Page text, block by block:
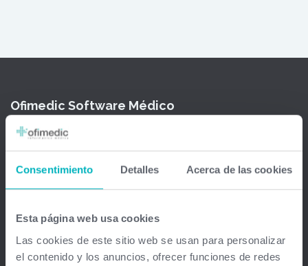
Consentimiento Detalles Acerca de las cookies
Esta página web usa cookies
Las cookies de este sitio web se usan para personalizar
el contenido y los anuncios, ofrecer funciones de redes
Ofimedic Software Médico
Barcelona - Madrid - Sevilla - Guipuzkoa - Vizcaya - Valencia -
info@ofimedic.com
Empresa
Aviso legal